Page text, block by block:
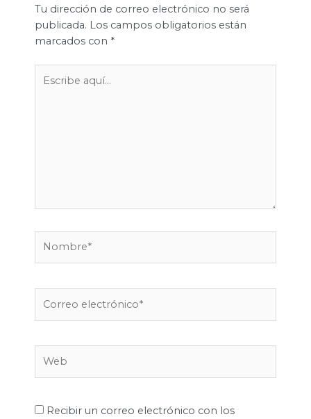
Tu dirección de correo electrónico no será
publicada. Los campos obligatorios están
marcados con *
aquí...
electrónico*
Recibir un correo electrónico con los